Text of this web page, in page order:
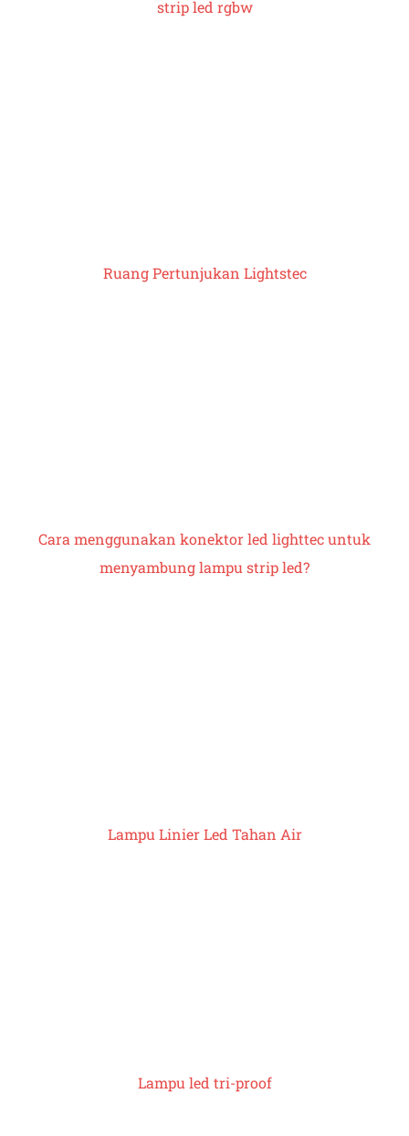
strip led rgbw
Ruang Pertunjukan Lightstec
Cara menggunakan konektor led lighttec untuk
menyambunglampu strip led?
Lampu Linier Led Tahan Air
Lampu led tri-proof